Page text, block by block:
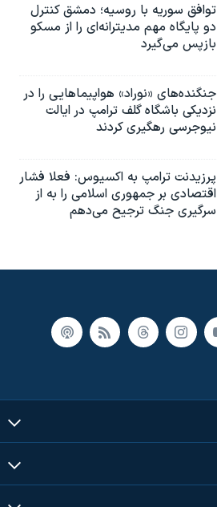
توافق سوریه با روسیه؛ دمشق کنترل
دو پایگاه مهم مدیترانه‌ای را از مسکو
بازپس می‌گیرد
جنگنده‌های «نوراد» هواپیماهایی را در
نزدیکی باشگاه گلف ترامپ در ایالت
نیوجرسی رهگیری کردند
پرزیدنت ترامپ به اکسیوس: فعلا فشار
اقتصادی بر جمهوری اسلامی را به از
سرگیری جنگ ترجیح می‌دهم